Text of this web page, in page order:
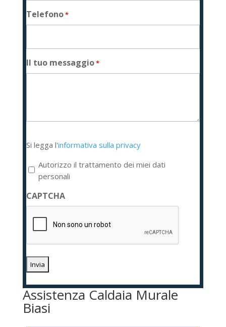
Telefono*
Il tuo messaggio*
legga
l'informativa
sulla
privacy
*
Si legga l'informativa sulla privacy
Autorizzo il trattamento dei miei dati
personali
CAPTCHA
Assistenza Caldaia Murale
Biasi